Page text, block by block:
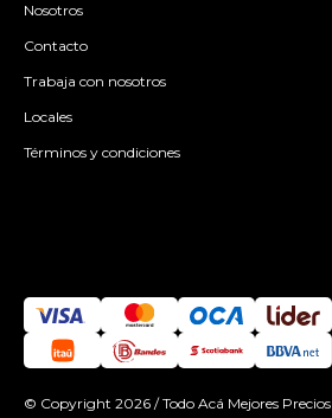
Nosotros
Contacto
Trabaja con nosotros
Locales
Términos y condiciones
© Copyright 2026 / Todo Acá Mejores Precios